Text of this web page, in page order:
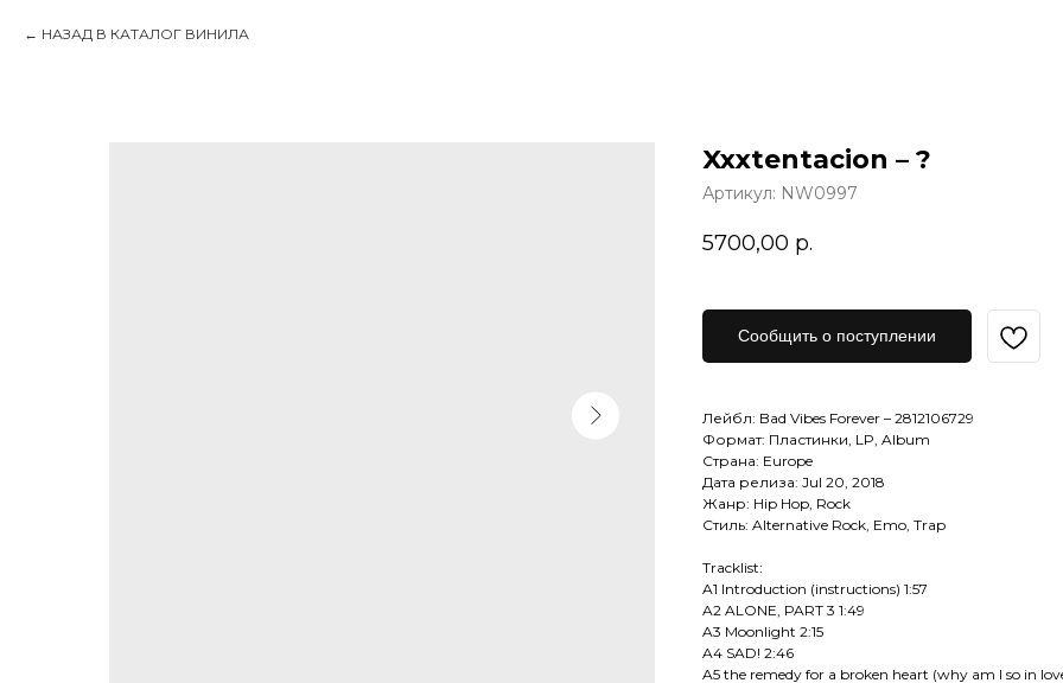
НАЗАД В КАТАЛОГ ВИНИЛА
Xxxtentacion – ?
Артикул: NW0997
5700,00 р.
Сообщить о поступлении
Лейбл: Bad Vibes Forever – 2812106729
Формат: Пластинки, LP, Album
Страна: Europe
Дата релиза: Jul 20, 2018
Жанр: Hip Hop, Rock
Стиль: Alternative Rock, Emo, Trap
Tracklist:
A1 Introduction (instructions) 1:57
A2 ALONE, PART 3 1:49
A3 Moonlight 2:15
A4 SAD! 2:46
A5 the remedy for a broken heart (why am I so in